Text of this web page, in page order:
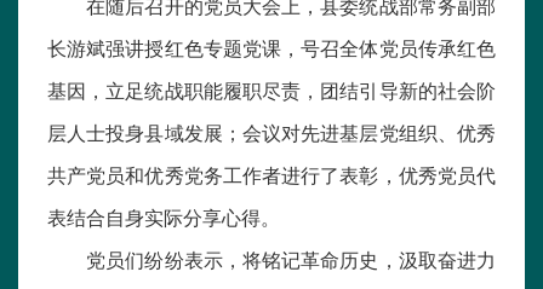
在随后召开的党员大会上，县委统战部常务副部
长游斌强讲授红色专题党课，号召全体党员传承红色
基因，立足统战职能履职尽责，团结引导新的社会阶
层人士投身县域发展；会议对先进基层党组织、优秀
共产党员和优秀党务工作者进行了表彰，优秀党员代
表结合自身实际分享心得。
党员们纷纷表示，将铭记革命历史，汲取奋进力